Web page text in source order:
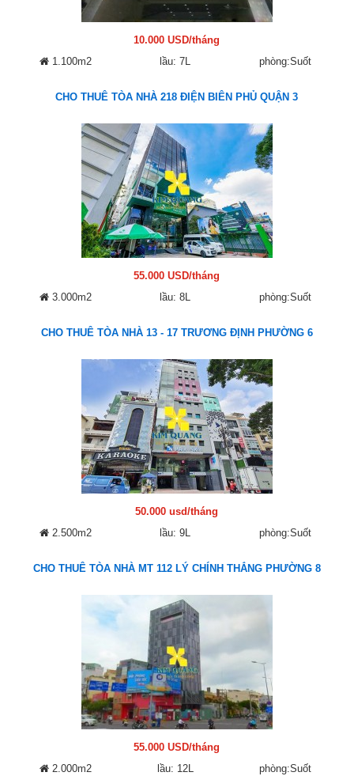
10.000 USD/tháng
1.100m2
lầu: 7L phòng:Suốt
CHO THUÊ TÒA NHÀ 218 ĐIỆN BIÊN PHỦ QUẬN 3
55.000 USD/tháng
3.000m2
lầu: 8L phòng:Suốt
CHO THUÊ TÒA NHÀ 13 - 17 TRƯƠNG ĐỊNH PHƯỜNG 6
50.000 usd/tháng
2.500m2
lầu: 9L phòng:Suốt
CHO THUÊ TÒA NHÀ MT 112 LÝ CHÍNH THẮNG PHƯỜNG 8
55.000 USD/tháng
2.000m2
lầu: 12L phòng:Suốt